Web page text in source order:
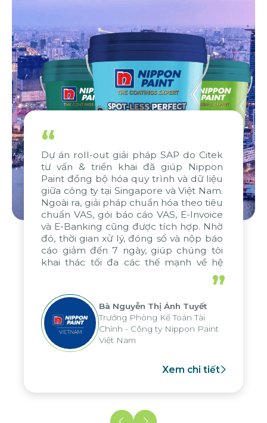
“
Dự án roll-out giải pháp SAP do Citek
tư vấn & triển khai đã giúp Nippon
Paint đồng bộ hóa quy trình và dữ liệu
giữa công ty tại Singapore và Việt Nam.
Ngoài ra, giải pháp chuẩn hóa theo tiêu
chuẩn VAS, gói báo cáo VAS, E-Invoice
và E-Banking cũng được tích hợp. Nhờ
đó, thời gian xử lý, đóng sổ và nộp báo
cáo giảm đến 7 ngày, giúp chúng tôi
khai thác tối đa các thế mạnh về hệ
thống báo cáo phân tích của tập đoàn,
áp dụng cho nhiều hoạt động tại các
đơn vị
”
Bà Nguyễn Thị Ánh Tuyết
Trưởng Phòng Kế Toán Tài
Chính - Công ty Nippon Paint
Việt Nam
Xem chi tiết